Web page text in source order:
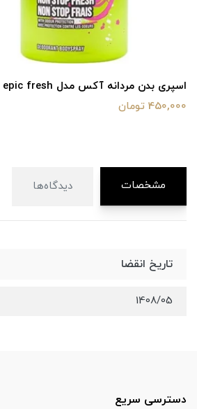
اسپری بدن مردانه آکس مدل epic fresh حجم 150 میلی لیتر
450,000 تومان
مشخصات دیدگاه‌ها
تاریخ انقضا
1408/05
دسترسی سریع